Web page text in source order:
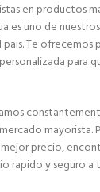
en productos
es uno de
Te
para
mayorista.
mejor precio,
rapido y seguro a